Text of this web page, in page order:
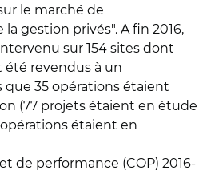
le marché de
gestion privés". A fin 2016,
sur 154 sites dont
revendus à un
que 35 opérations étaient
(77 projets étaient en étude
étaient en
de performance (COP) 2016-